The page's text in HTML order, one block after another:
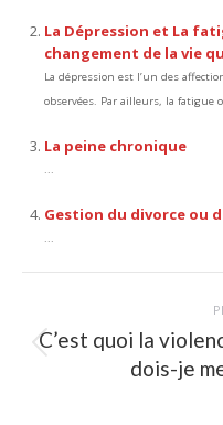
La Dépression et La
changement de la vie
La dépression est l’un des
observées. Par ailleurs, la fatigue
La peine chronique
...
Gestion du divorce ou
...
C’est quoi la
dois-je